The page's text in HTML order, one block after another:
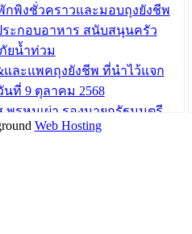
กพิงชั่วคราวและมอบถุงยังชีพ
ะกอบอาหาร สนับสนุนครัว
ยน้ำท่วม
ละแพคถุงยังชีพ ที่นำไว้แจก
ที่ 9 ตุลาคม 2568
พรหมเผ่า รองนายกรัฐมนตรี
รวงเกษตรและสหกรณ์ ลงพื้นที่
Web Hosting